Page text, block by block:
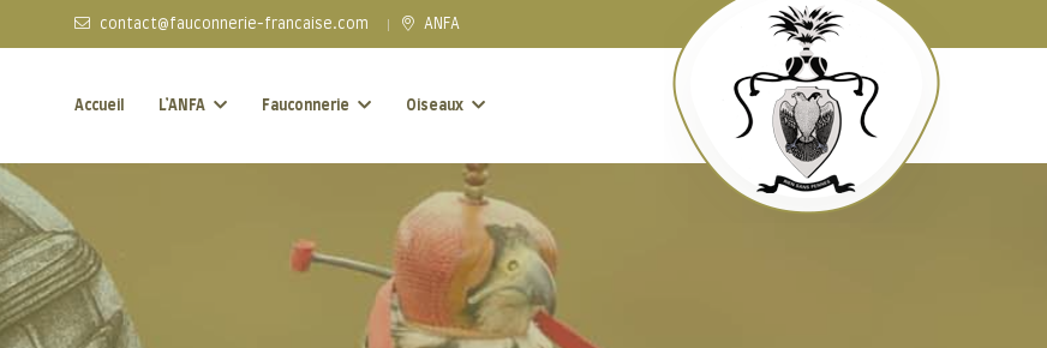
contact@fauconnerie-francaise.com ANFA
Accueil L’ANFA Fauconnerie Oiseaux